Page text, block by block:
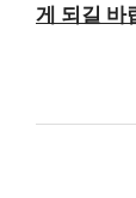
게 되길 바